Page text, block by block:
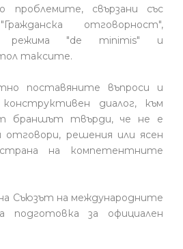
свързани със
отговорност",
режима "de minimis" и
таксите.
поставяните въпроси и
диалог, към
браншът твърди, че не е
отговори, решения или ясен
на компетентните
Съюзът на международните
подготовка за официален